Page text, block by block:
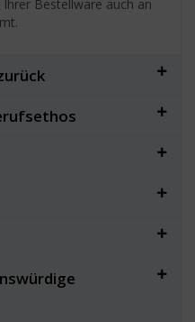
Bestellware auch an